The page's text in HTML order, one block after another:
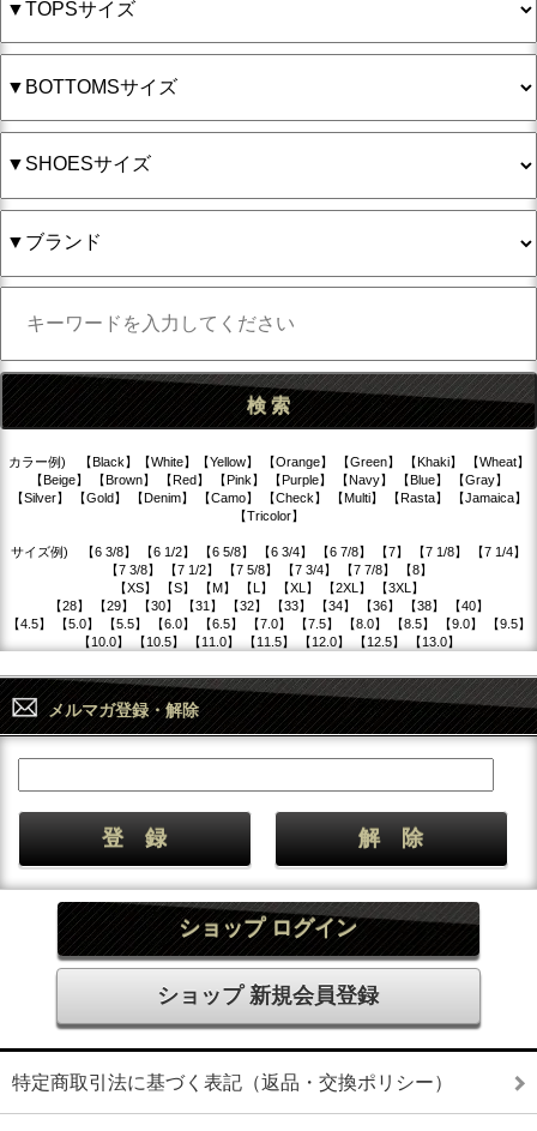
カラー例) 【Black】【White】【Yellow】 【Orange】 【Green】 【Khaki】 【Wheat】
【Beige】 【Brown】 【Red】 【Pink】 【Purple】 【Navy】 【Blue】 【Gray】
【Silver】 【Gold】 【Denim】 【Camo】 【Check】 【Multi】 【Rasta】 【Jamaica】
【Tricolor】
サイズ例) 【6 3/8】 【6 1/2】 【6 5/8】 【6 3/4】 【6 7/8】 【7】 【7 1/8】 【7 1/4】
【7 3/8】 【7 1/2】 【7 5/8】 【7 3/4】 【7 7/8】 【8】
【XS】 【S】 【M】 【L】 【XL】 【2XL】 【3XL】
【28】 【29】 【30】 【31】 【32】 【33】 【34】 【36】 【38】 【40】
【4.5】 【5.0】 【5.5】 【6.0】 【6.5】 【7.0】 【7.5】 【8.0】 【8.5】 【9.0】 【9.5】
【10.0】 【10.5】 【11.0】 【11.5】 【12.0】 【12.5】 【13.0】
メルマガ登録・解除
ショップ ログイン
ショップ 新規会員登録
特定商取引法に基づく表記（返品・交換ポリシー）